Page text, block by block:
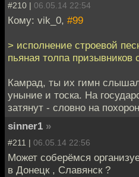
#210 | 06.05.14 22:54
Кому: vik_0, #99
> исполнение строевой
пьяная толпа призывников
Камрад, ты их гимн
уныние и тоска. На
затянут - словно на
sinner1 »
#211 | 06.05.14 22:56
Может соберёмся
в Донецк , Славянск ?